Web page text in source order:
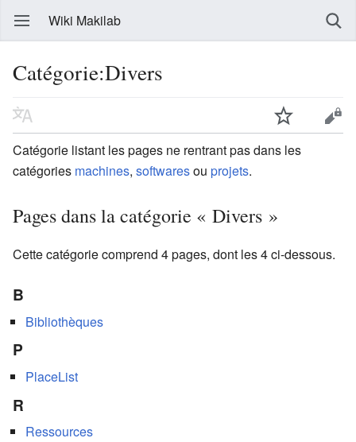
Wiki Makilab
Catégorie:Divers
Catégorie listant les pages ne rentrant pas dans les
catégories machines, softwaresou projets.
Pages dans la catégorie « Divers »
Cette catégorie comprend 4 pages, dont les 4 ci-dessous.
B
Bibliothèques
P
PlaceList
R
Ressources